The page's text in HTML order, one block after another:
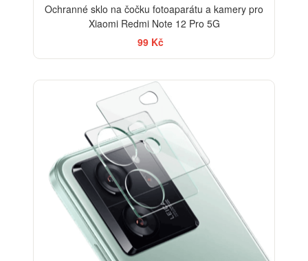
Ochranné sklo na čočku fotoaparátu a kamery pro
Xiaomi Redmi Note 12 Pro 5G
99 Kč